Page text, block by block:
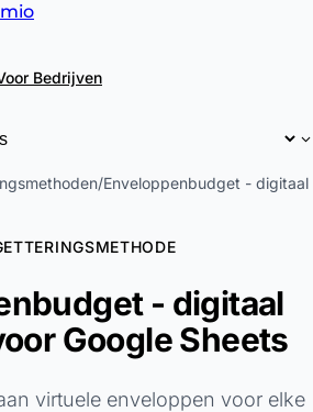
Bedrijven
/Enveloppenbudget - digitaal
- digitaal
Google Sheets
virtuele enveloppen voor elke